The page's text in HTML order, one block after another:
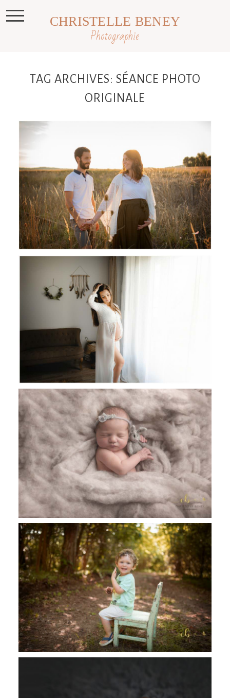
Photographie
CHRISTELLE BENEY
TAG ARCHIVES: SÉANCE PHOTO
ORIGINALE
Carine et Cyril, séance photo
Grossesse dans le Lauragais
Audrey & Jean Christophe, séance
photo grossesse Toulouse Castres et
Revel
Lucie, 6 jours, séance photo nouveau
né Toulouse, Castres et Revel
Owen, séance enfant famille extérieur